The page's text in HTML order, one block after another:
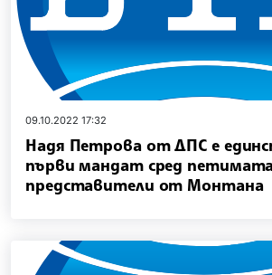
09.10.2022 17:32
Надя Петрова от ДПС е
първи мандат сред
представители от Монтана